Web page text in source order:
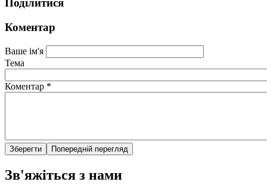
Поділитися
Коментар
Ваше ім'я
Тема
Коментар *
Зв'яжіться з нами